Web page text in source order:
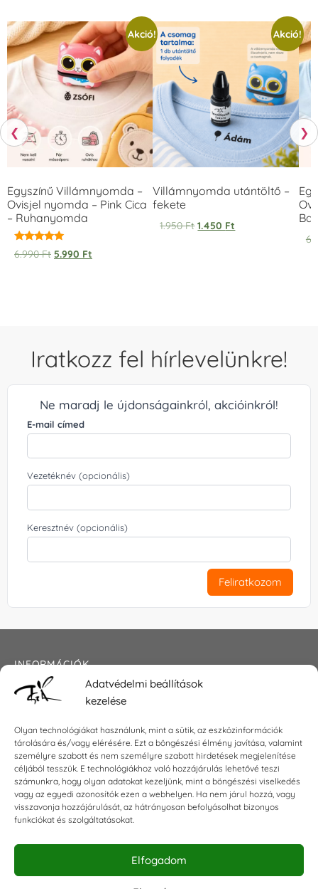
Adatvédelmi beállítások
kezelése
Olyan technológiákat használunk, mint a sütik, az eszközinformációk
tárolására és/vagy elérésére. Ezt a böngészési élmény javítása, valamint
személyre szabott és nem személyre szabott hirdetések megjelenítése
céljából tesszük. E technológiákhoz való hozzájárulás lehetővé teszi
számunkra, hogy olyan adatokat kezeljünk, mint a böngészési viselkedés
vagy az egyedi azonosítók ezen a webhelyen. Ha nem járul hozzá, vagy
visszavonja hozzájárulását, az hátrányosan befolyásolhat bizonyos
funkciókat és szolgáltatásokat.
Elfogadom
❮
Akció!
Egyszínű Villámnyomda –
Ovisjel nyomda – Pink Cica
– Ruhanyomda
Értékelés:
5.00
6.990Ft 5.990 Ft
Akció!
Villámnyomda utántöltő –
fekete
1.950Ft 1.450 Ft
❯
Iratkozz fel hírlevelünkre!
Ne maradj le újdonságainkról, akcióinkról!
E-mail címed
Vezetéknév (opcionális)
Keresztnév (opcionális)
Feliratkozom
INFORMÁCIÓK
Általános szerződési feltételek
Impresszum
KAPCSOLAT
E-mail:shop@torokszilvi.com
Telefon: +36 30 6767872
KÖZÖSSÉGI